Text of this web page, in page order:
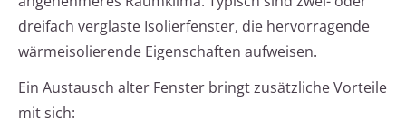
dreifach verglaste Isolierfenster, die hervorragende
wärmeisolierende Eigenschaften aufweisen.
Ein Austausch alter Fenster bringt zusätzliche Vorteile
mit sich: